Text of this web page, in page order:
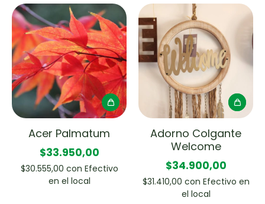
Acer Palmatum
$33.950,00
$30.555,00 con Efectivo
en el local
Adorno Colgante
Welcome
$34.900,00
$31.410,00 con Efectivo en
el local